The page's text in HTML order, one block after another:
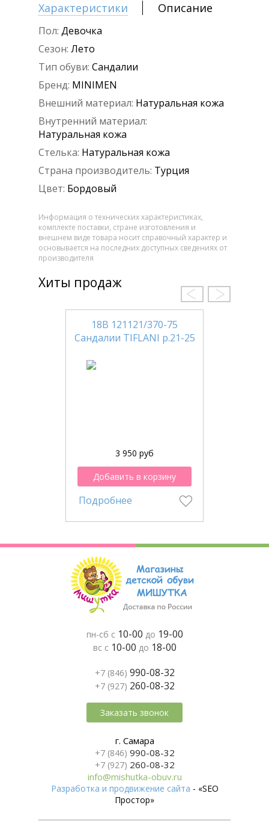
Характеристики Описание
Пол: Девочка
Сезон: Лето
Тип обуви: Сандалии
Бренд: MINIMEN
Внешний материал: Натуральная кожа
Внутренний материал:
Натуральная кожа
Стелька: Натуральная кожа
Страна производитель: Турция
Цвет: Бордовый
Информация о технических характеристиках,
комплекте поставки, стране изготовления и
внешнем виде товара носит справочный характер и
основывается на последних доступных сведениях от
производителя
Хиты продаж
18В 121121/370-75
Сандалии TIFLANI р.21-25
3 950 руб
Добавить в корзину
Подробнее
пн-сб с 10-00 до 19-00
вс с 10-00 до 18-00
+7 (846) 990-08-32
+7 (927) 260-08-32
Заказать звонок
г. Самара
+7 (846) 990-08-32
+7 (927) 260-08-32
info@mishutka-obuv.ru
Разработка и продвижение сайта - «SEO
Простор»